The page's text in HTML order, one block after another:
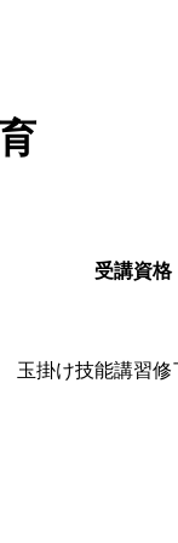
受講資格
玉掛け技能講習修